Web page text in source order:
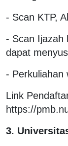
- Scan KTP,
- Scan Ijazah
dapat
- Perkuliahan
Link
https://
3.